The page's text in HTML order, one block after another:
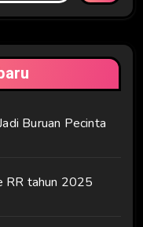
Buruan Pecinta
RR tahun 2025